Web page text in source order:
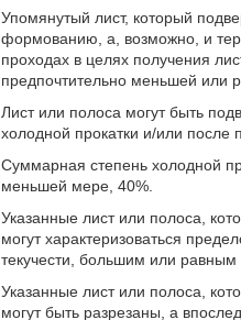
Упомянутый лист, который
формованию, а, возможно, и
проходах в целях получения
предпочтительно меньшей или
Лист или полоса могут быть
холодной прокатки и/или после
Суммарная степень холодной
меньшей мере, 40%.
Указанные лист или полоса,
могут характеризоваться
текучести, большим или
Указанные лист или полоса,
могут быть разрезаны, а